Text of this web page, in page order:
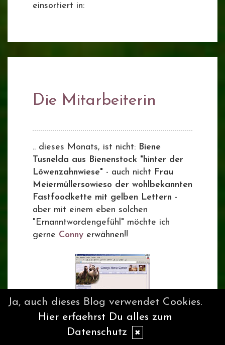
einsortiert in:
Die Mitarbeiterin
.. dieses Monats, ist nicht: Biene
Tusnelda aus Bienenstock "hinter der
Löwenzahnwiese" - auch nicht Frau
Meiermüllersowieso der wohlbekannten
Fastfoodkette mit gelben Lettern -
aber mit einem eben solchen
"Ernanntwordengefühl" möchte ich
gerne Conny erwähnen!!
Ganz nebenbei, liebe Conny, vor lauter
Ja, auch dieses Blog verwendet Cookies.
Hier erfaehrst Du alles zum
Datenschutz
✖